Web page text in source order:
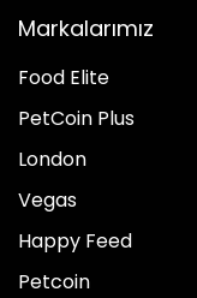
Markalarımız
Food Elite
PetCoin Plus
London
Vegas
Happy Feed
Petcoin